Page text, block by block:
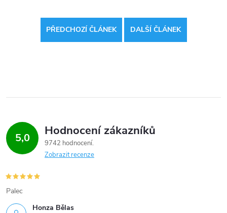
PŘEDCHOZÍ ČLÁNEK DALŠÍ ČLÁNEK
5,0 Hodnocení zákazníků
9742 hodnocení
Zobrazit recenze
Honza Bělas
Palec